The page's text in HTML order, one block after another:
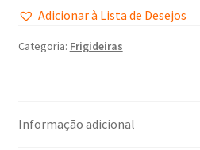
Adicionar à Lista de Desejos
Categoria: Frigideiras
Informação adicional